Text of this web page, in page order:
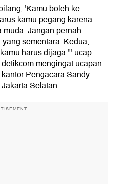
'Kamu boleh ke
kamu pegang karena
Jangan pernah
sementara. Kedua,
harus dijaga.'" ucap
mengingat ucapan
Pengacara Sandy
Selatan.